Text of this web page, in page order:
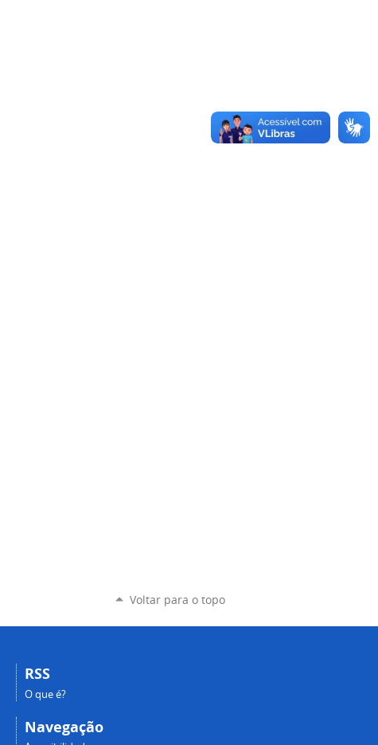
Voltar para o topo
RSS
O que é?
Navegação